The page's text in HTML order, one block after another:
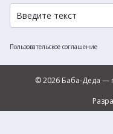
Пользовательское соглашение
© 2026 Баба-Деда —